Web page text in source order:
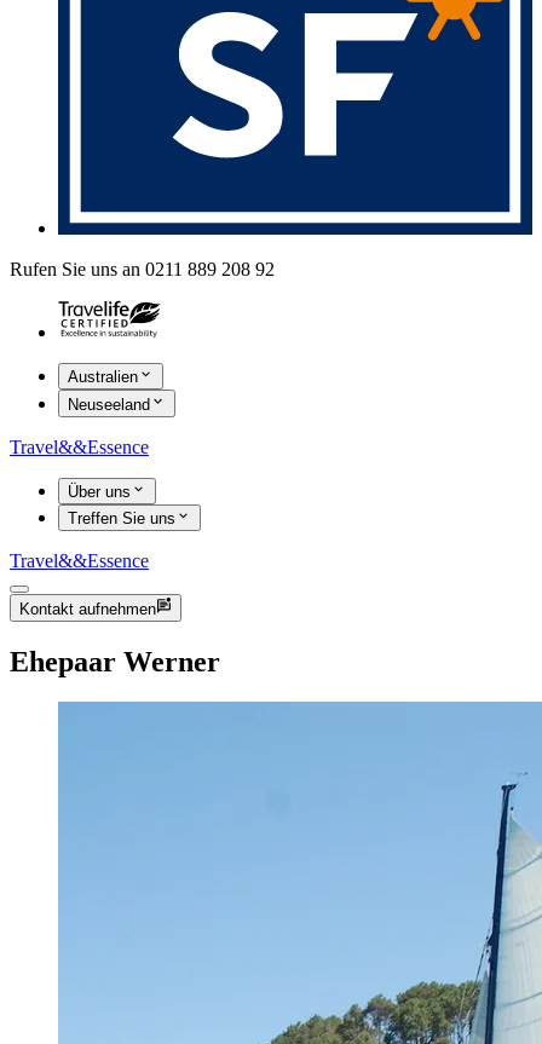
Rufen Sie uns an 0211 889 208 92
Australien
Neuseeland
Travel&&Essence
Über uns
Treffen Sie uns
Travel&&Essence
Kontakt aufnehmen
Ehepaar Werner